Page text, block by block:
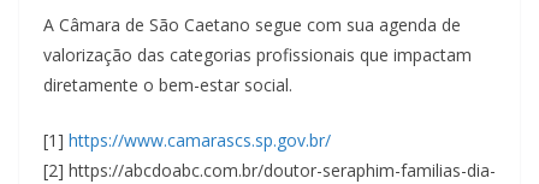
A Câmara de São Caetano segue com sua agenda de
valorização das categorias profissionais que impactam
diretamente o bem-estar social.
[1] https://www.camarascs.sp.gov.br/
[2] https://abcdoabc.com.br/doutor-seraphim-familias-dia-